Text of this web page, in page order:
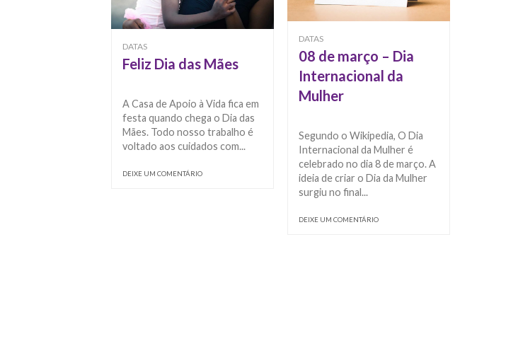
DATAS
Feliz Dia das Mães
A Casa de Apoio à Vida fica em
festa quando chega o Dia das
Mães. Todo nosso trabalho é
voltado aos cuidados com...
DEIXE UM COMENTÁRIO
DATAS
08 de março – Dia
Internacional da
Mulher
Segundo o Wikipedia, O Dia
Internacional da Mulher é
celebrado no dia 8 de março. A
ideia de criar o Dia da Mulher
surgiu no final...
DEIXE UM COMENTÁRIO